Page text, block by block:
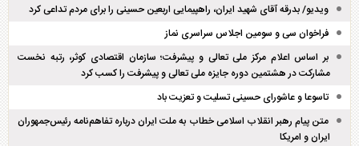
ویدیو/ بدرقه آقای شهید ایران، راهپیمایی اربعین حسینی را برای مردم تداعی کرد
فراخوان سی و سومین اجلاس سراسری نماز
بر اساس اعلام مرکز ملی تعالی و پیشرفت؛ سازمان اقتصادی کوثر، رتبه نخست
مشارکت در هشتمین دوره جایزه ملی تعالی و پیشرفت را کسب کرد
تاسوعا و عاشورای حسینی تسلیت و تعزیت باد
متن پیام رهبر انقلاب اسلامی خطاب به ملت ایران درباره تفاهم‌نامه رئیس‌جمهوران
ایران و امریکا